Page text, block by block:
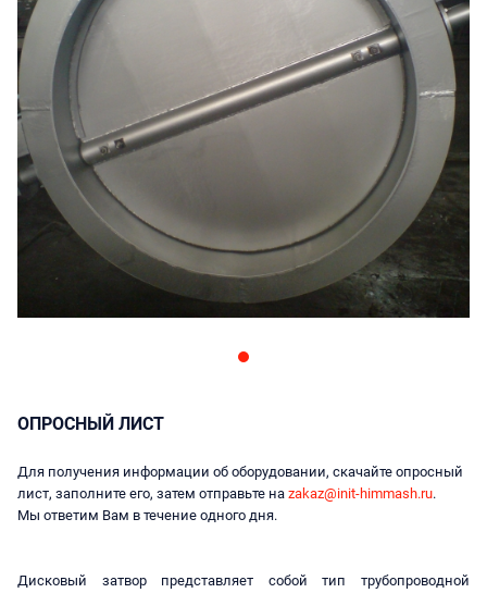
Дисковый затвор представляет собой тип трубопроводной
ОПРОСНЫЙ ЛИСТ
Для получения информации об оборудовании, скачайте опросный
лист, заполните его, затем отправьте на zakaz@init-himmash.ru.
Мы ответим Вам в течение одного дня.